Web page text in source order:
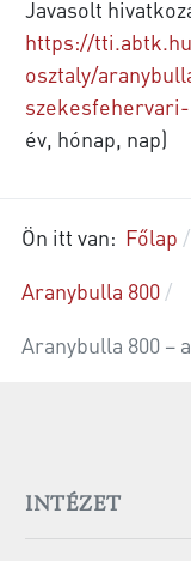
Javasolt
https://
osztaly/
év, hónap, nap)
Ön itt van: Főlap
Aranybulla 800
Aranybulla 800 –
INTÉZET